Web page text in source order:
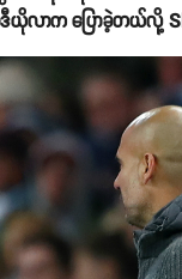
ဒီယိုလာက ပြောခဲ့တယ်လို့